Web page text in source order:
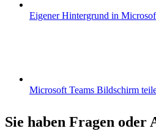
Eigener Hintergrund in
Microsoft Teams Bildschirm
Sie haben Fragen oder